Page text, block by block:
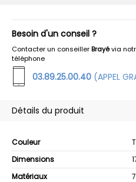
Besoin d'un conseil ?
Contacter un conseillerBrayévia
téléphone
03.89.25.00.40 (APPEL
Détails du produit
Couleur
Dimensions
Matériaux